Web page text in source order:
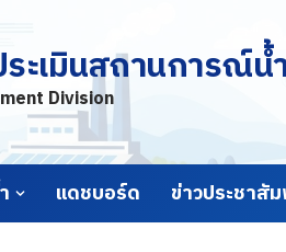
ระเมินสถานการณ์น้
Division
แดชบอร์ด ข่าวประชาสั